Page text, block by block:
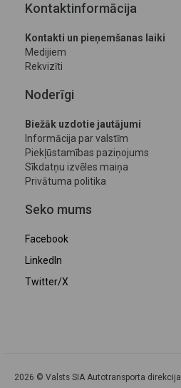
Kontaktinformācija
Kontakti un pieņemšanas laiki
Medijiem
Rekvizīti
Noderīgi
Biežāk uzdotie jautājumi
Informācija par valstīm
Piekļūstamības paziņojums
Sīkdatņu izvēles maiņa
Privātuma politika
Seko mums
Facebook
LinkedIn
Twitter/X
2026 © Valsts SIA Autotransporta direkcija